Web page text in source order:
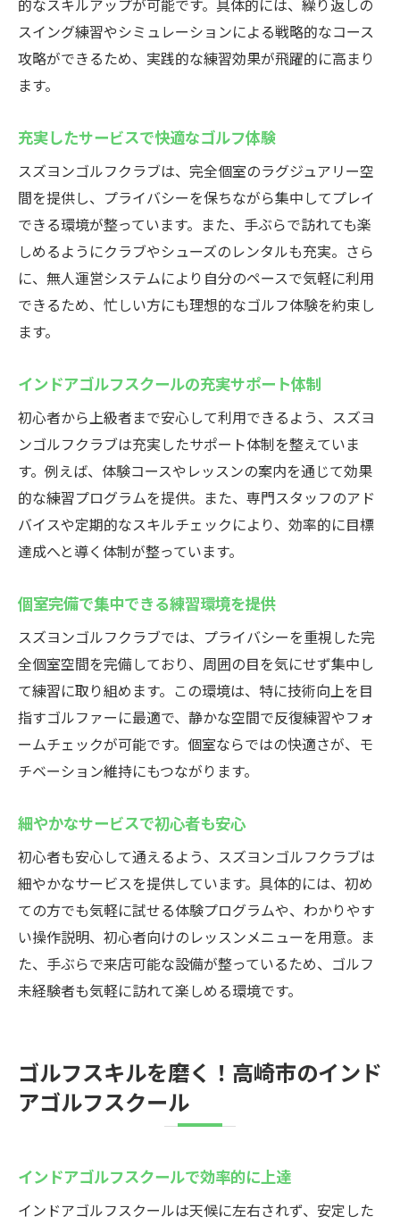
的なスキルアップが可能です。具体的には、繰り返しの
スイング練習やシミュレーションによる戦略的なコース
攻略ができるため、実践的な練習効果が飛躍的に高まり
ます。
充実したサービスで快適なゴルフ体験
スズヨンゴルフクラブは、完全個室のラグジュアリー空
間を提供し、プライバシーを保ちながら集中してプレイ
できる環境が整っています。また、手ぶらで訪れても楽
しめるようにクラブやシューズのレンタルも充実。さら
に、無人運営システムにより自分のペースで気軽に利用
できるため、忙しい方にも理想的なゴルフ体験を約束し
ます。
インドアゴルフスクールの充実サポート体制
初心者から上級者まで安心して利用できるよう、スズヨ
ンゴルフクラブは充実したサポート体制を整えていま
す。例えば、体験コースやレッスンの案内を通じて効果
的な練習プログラムを提供。また、専門スタッフのアド
バイスや定期的なスキルチェックにより、効率的に目標
達成へと導く体制が整っています。
個室完備で集中できる練習環境を提供
スズヨンゴルフクラブでは、プライバシーを重視した完
全個室空間を完備しており、周囲の目を気にせず集中し
て練習に取り組めます。この環境は、特に技術向上を目
指すゴルファーに最適で、静かな空間で反復練習やフォ
ームチェックが可能です。個室ならではの快適さが、モ
チベーション維持にもつながります。
細やかなサービスで初心者も安心
初心者も安心して通えるよう、スズヨンゴルフクラブは
細やかなサービスを提供しています。具体的には、初め
ての方でも気軽に試せる体験プログラムや、わかりやす
い操作説明、初心者向けのレッスンメニューを用意。ま
た、手ぶらで来店可能な設備が整っているため、ゴルフ
未経験者も気軽に訪れて楽しめる環境です。
ゴルフスキルを磨く！高崎市のインド
アゴルフスクール
インドアゴルフスクールで効率的に上達
インドアゴルフスクールは天候に左右されず、安定した